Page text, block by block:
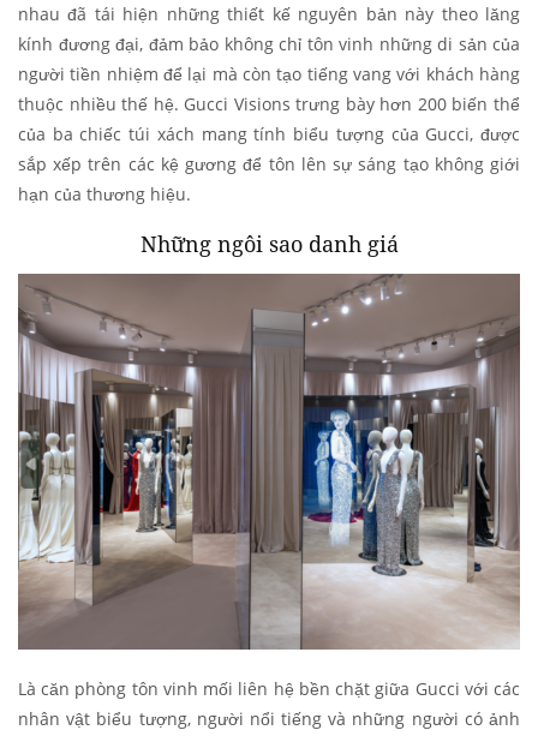
nhau đã tái hiện những thiết kế nguyên bản này theo lăng
kính đương đại, đảm bảo không chỉ tôn vinh những di sản của
người tiền nhiệm để lại mà còn tạo tiếng vang với khách hàng
thuộc nhiều thế hệ. Gucci Visions trưng bày hơn 200 biến thể
của ba chiếc túi xách mang tính biểu tượng của Gucci, được
sắp xếp trên các kệ gương để tôn lên sự sáng tạo không giới
hạn của thương hiệu.
Những ngôi sao danh giá
Là căn phòng tôn vinh mối liên hệ bền chặt giữa Gucci với các
nhân vật biểu tượng, người nổi tiếng và những người có ảnh